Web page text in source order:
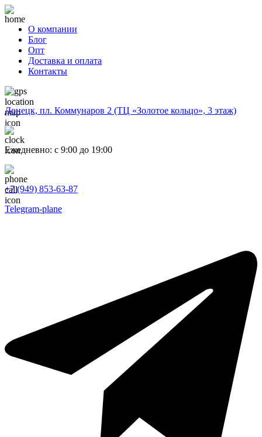
О компании
Блог
Опт
Доставка и оплата
Контакты
Донецк, пл. Коммунаров 2 (ТЦ «Золотое кольцо», 3 этаж)
Ежедневно: с 9:00 до 19:00
+7 (949) 853-63-87
Telegram-plane